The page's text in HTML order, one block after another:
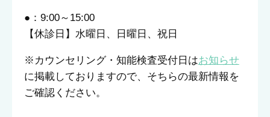
●：9:00～15:00
【休診日】水曜日、日曜日、祝日
※カウンセリング・知能検査受付日はお知らせ
に掲載しておりますので、そちらの最新情報を
ご確認ください。